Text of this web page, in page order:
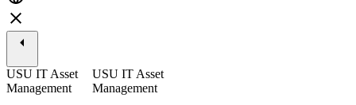
USU IT Asset
Management
USU IT Asset
Management